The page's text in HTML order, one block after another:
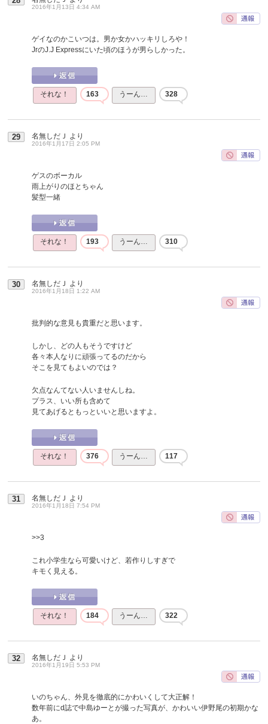
2016年1月13日 4:34 AM
ゲイなのかこいつは。男か女かハッキリしろや！
JrのJ.J Expressにいた頃のほうが男らしかった。
それな！ 163 うーん… 328
29 名無しだＪ より
2016年1月17日 2:05 PM
ゲスのボーカル
雨上がりのほとちゃん
髪型一緒
それな！ 193 うーん… 310
30 名無しだＪ より
2016年1月18日 1:22 AM
批判的な意見も貴重だと思います。
しかし、どの人もそうですけど
各々本人なりに頑張ってるのだから
そこを見てもよいのでは？
欠点なんてない人いませんしね。
プラス、いい所も含めて
見てあげるともっといいと思いますよ。
それな！ 376 うーん… 117
31 名無しだＪ より
2016年1月18日 7:54 PM
>>3
これ小学生なら可愛いけど、若作りしすぎで
キモく見える。
それな！ 184 うーん… 322
32 名無しだＪ より
2016年1月19日 5:53 PM
いのちゃん、外見を徹底的にかわいくして大正解！
数年前にd誌で中島ゆーとが撮った写真が、かわいい伊野尾の初期かな
あ。